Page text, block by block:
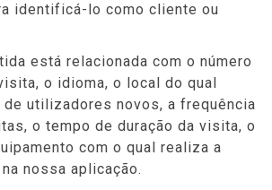
identificá-lo como cliente ou
está relacionada com o número
o idioma, o local do qual
de utilizadores novos, a frequência
o tempo de duração da visita, o
com o qual realiza a
nossa aplicação.